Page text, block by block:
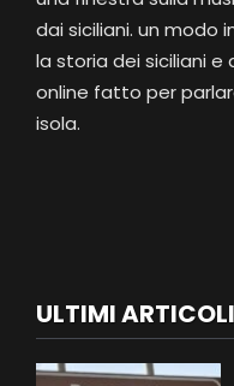
dai siciliani. un modo
la storia dei siciliani e
online fatto per
isola.
ULTIMI ARTICOLI